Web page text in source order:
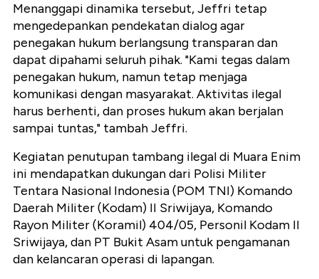
Menanggapi dinamika tersebut, Jeffri tetap
mengedepankan pendekatan dialog agar
penegakan hukum berlangsung transparan dan
dapat dipahami seluruh pihak. "Kami tegas dalam
penegakan hukum, namun tetap menjaga
komunikasi dengan masyarakat. Aktivitas ilegal
harus berhenti, dan proses hukum akan berjalan
sampai tuntas," tambah Jeffri.
Kegiatan penutupan tambang ilegal di Muara Enim
ini mendapatkan dukungan dari Polisi Militer
Tentara Nasional Indonesia (POM TNI) Komando
Daerah Militer (Kodam) II Sriwijaya, Komando
Rayon Militer (Koramil) 404/05, Personil Kodam II
Sriwijaya, dan PT Bukit Asam untuk pengamanan
dan kelancaran operasi di lapangan.